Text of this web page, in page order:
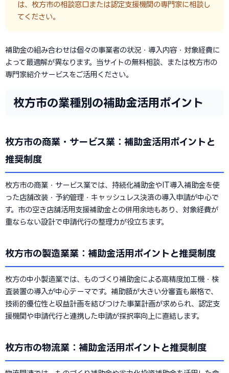
は、枚方市の相談窓口または認定支援機関の専門家に相談し
てください。
補助金の組み合わせは個々の事業者の状況・導入内容・対象経費に
よって最適解が異なります。当サイトの無料相談、または枚方市の
専門家紹介サービスをご活用ください。
枚方市の業種別の補助金活用ポイント
枚方市の商業・サービス業：補助金活用ポイントと
推奨制度
枚方市の商業・サービス業では、持続化補助金やIT導入補助金を使
った店舗改装・予約管理・キャッシュレス決済の導入申請が中心で
す。市の空き店舗活用支援補助金との併用余地もあり、対象経費が
重ならない設計で申請代行の整理力が役立ちます。
枚方市の製造業業：補助金活用ポイントと推奨制度
枚方の中小製造業では、ものづくり補助金による高精度加工機・検
査装置の導入が中心テーマです。補助額が大きい分審査も厳格で、
技術的優位性と収益計画を結びつけた事業計画が求められ、認定支
援機関や申請代行と連携した申請が採択率向上に直結します。
枚方市の物流業：補助金活用ポイントと推奨制度